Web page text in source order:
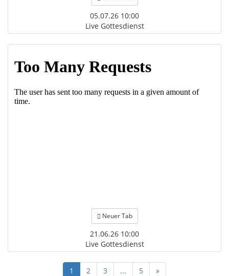
05.07.26 10:00
Live Gottesdienst
Neuer Tab
21.06.26 10:00
Live Gottesdienst
1 2 3 ... 5 »